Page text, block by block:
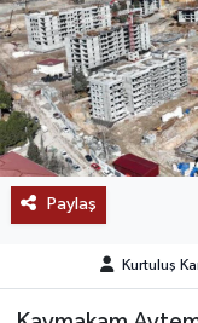
Paylaş
Kurtuluş
BÖLGE
KEŞFET
POPÜLER
TREND